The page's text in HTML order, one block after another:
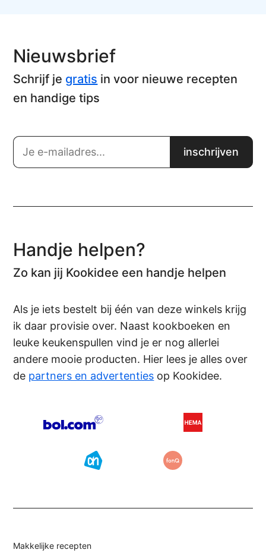
Nieuwsbrief
Schrijf je gratis in voor nieuwe recepten
en handige tips
Handje helpen?
Zo kan jij Kookidee een handje helpen
Als je iets bestelt bij één van deze winkels krijg
ik daar provisie over. Naast kookboeken en
leuke keukenspullen vind je er nog allerlei
andere mooie producten. Hier lees je alles over
de partners en advertenties op Kookidee.
Makkelijke recepten